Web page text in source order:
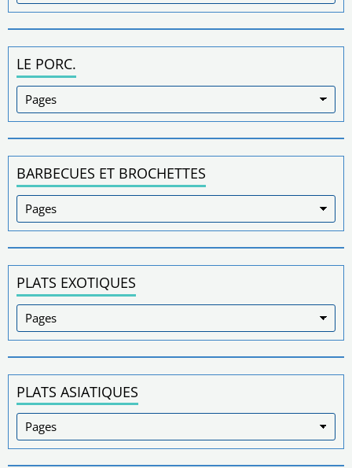
LE PORC.
BARBECUES ET BROCHETTES
PLATS EXOTIQUES
PLATS ASIATIQUES